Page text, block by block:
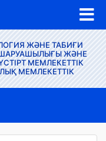
ЖӘНЕ ТАБИҒИ
ШАРУАШЫЛЫҒЫ ЖӘНЕ
МЕМЛЕКЕТТІК
МЕМЛЕКЕТТІК